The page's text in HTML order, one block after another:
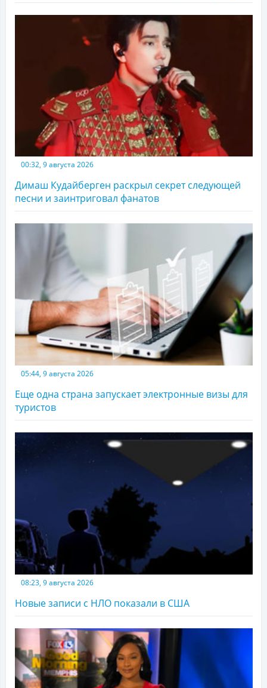
00:32, 9 августа 2026
Димаш Кудайберген раскрыл секрет следующей
песни и заинтриговал фанатов
05:44, 9 августа 2026
Еще одна страна запускает электронные визы для
туристов
08:23, 9 августа 2026
Новые записи с НЛО показали в США